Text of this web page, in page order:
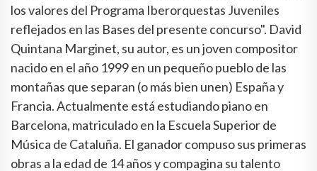
los valores del Programa Iberorquestas Juveniles
reflejados en las Bases del presente concurso". David
Quintana Marginet, su autor, es un joven compositor
nacido en el año 1999 en un pequeño pueblo de las
montañas que separan (o más bien unen) España y
Francia. Actualmente está estudiando piano en
Barcelona, matriculado en la Escuela Superior de
Música de Cataluña. El ganador compuso sus primeras
obras a la edad de 14 años y compagina su talento